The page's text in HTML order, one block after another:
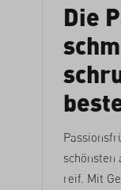
Die
schönsten
reif. Mit